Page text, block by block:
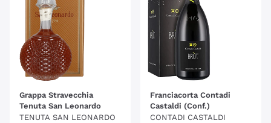
Grappa Stravecchia
Tenuta San Leonardo
TENUTA SAN LEONARDO
Franciacorta Contadi
Castaldi (Conf.)
CONTADI CASTALDI